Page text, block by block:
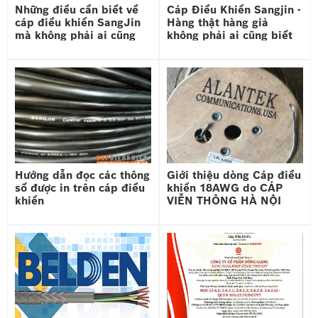
xứ),CQ (chứng nhận chất lượng) do nhà sản xuất cung
cấp.
II. CẤU TẠO KỸ THUẬT
1. Lõi dẫn:
- Vật liệu sử dụng để làm lõi dẫn của dây cáp điều
khiển thường có nhiều cặp và lõi, có thể dùng đồng
Những điều cần biết về
cáp điều khiển SangJin
mà không phải ai cũng
Cáp Điều Khiển Sangjin -
Hàng thật hàng giả
không phải ai cũng biết
Hướng dẫn đọc các thông
số được in trên cáp điều
khiển
Giới thiệu dòng Cáp điều
khiển 18AWG do CÁP
VIỄN THÔNG HÀ NỘI